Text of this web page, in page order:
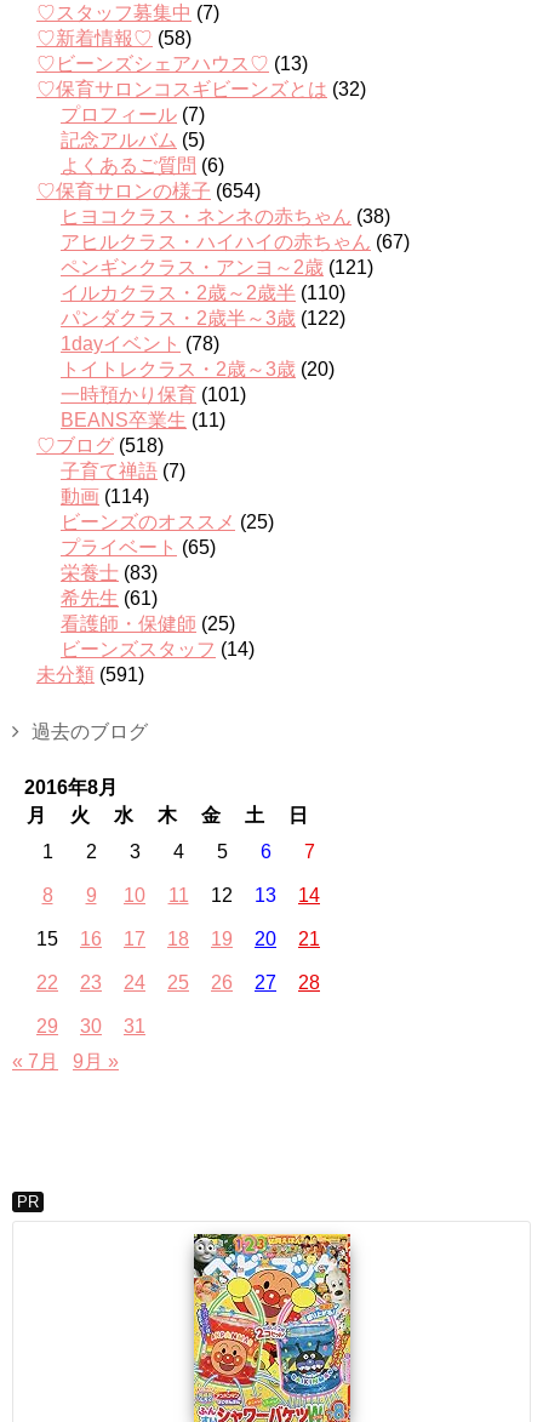
♡スタッフ募集中 (7)
♡新着情報♡ (58)
♡ビーンズシェアハウス♡ (13)
♡保育サロンコスギビーンズとは (32)
プロフィール (7)
記念アルバム (5)
よくあるご質問 (6)
♡保育サロンの様子 (654)
ヒヨコクラス・ネンネの赤ちゃん (38)
アヒルクラス・ハイハイの赤ちゃん (67)
ペンギンクラス・アンヨ～2歳 (121)
イルカクラス・2歳～2歳半 (110)
パンダクラス・2歳半～3歳 (122)
1dayイベント (78)
トイトレクラス・2歳～3歳 (20)
一時預かり保育 (101)
BEANS卒業生 (11)
♡ブログ (518)
子育て禅語 (7)
動画 (114)
ビーンズのオススメ (25)
プライベート (65)
栄養士 (83)
希先生 (61)
看護師・保健師 (25)
ビーンズスタッフ (14)
未分類 (591)
過去のブログ
2016年8月
月
火 水 木 金 土
日
1
2 3 4 5 6 7
8 9 10 11 12 13 14
15 16 17 18 19 20 21
22 23 24 25 26 27 28
29 30
31
« 7月
9月 »
PR